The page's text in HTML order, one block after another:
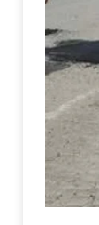
[ 8 Agosto
emotiva.
[ 8
parte dei
[ 8 Agosto
che fare